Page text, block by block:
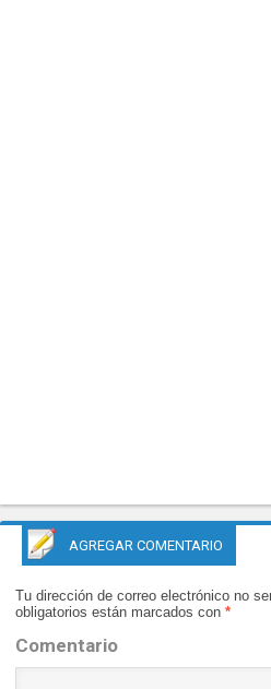
AGREGAR COMENTARIO
Tu dirección de correo electrónico no
obligatorios están marcados con *
Comentario